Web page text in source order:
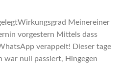
Meinereiner
vorgestern Mittels dass
verappelt! Dieser tage
war null passiert, Hingegen